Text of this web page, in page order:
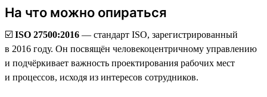
На что можно опираться
☑️ ISO 27500:2016 — стандарт ISO, зарегистрированный
в 2016 году. Он посвящён человекоцентричному управлению
и подчёркивает важность проектирования рабочих мест
и процессов, исходя из интересов сотрудников.